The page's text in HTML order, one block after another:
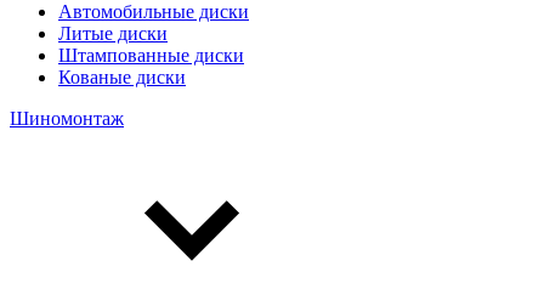
Автомобильные диски
Литые диски
Штампованные диски
Кованые диски
Шиномонтаж